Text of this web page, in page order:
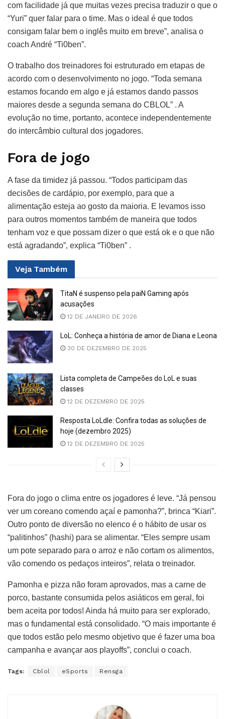
com facilidade já que muitas vezes precisa traduzir o que o
“Yuri” quer falar para o time. Mas o ideal é que todos
consigam falar bem o inglês muito em breve”, analisa o
coach André “Ti0ben”.
O trabalho dos treinadores foi estruturado em etapas de
acordo com o desenvolvimento no jogo. “Toda semana
estamos focando em algo e já estamos dando passos
maiores desde a segunda semana do CBLOL” . A
evolução no time, portanto, acontece independentemente
do intercâmbio cultural dos jogadores.
Fora de jogo
A fase da timidez já passou. “Todos participam das
decisões de cardápio, por exemplo, para que a
alimentação esteja ao gosto da maioria. E levamos isso
para outros momentos também de maneira que todos
tenham voz e que possam dizer o que está ok e o que não
está agradando”, explica “Ti0ben” .
Veja Também
TitaN é suspenso pela paiN Gaming após
acusações
12 DE JANEIRO DE 2026
LoL: Conheça a história de amor de Diana e Leona
30 DE DEZEMBRO DE 2025
Lista completa de Campeões do LoL e suas
classes
12 DE DEZEMBRO DE 2025
Resposta LoLdle: Confira todas as soluções de
hoje (dezembro 2025)
12 DE DEZEMBRO DE 2025
Fora do jogo o clima entre os jogadores é leve. “Já pensou
ver um coreano comendo açaí e pamonha?”, brinca “Kiari”.
Outro ponto de diversão no elenco é o hábito de usar os
“palitinhos” (hashi) para se alimentar. “Eles sempre usam
um pote separado para o arroz e não cortam os alimentos,
vão comendo os pedaços inteiros”, relata o treinador.
Pamonha e pizza não foram aprovados, mas a carne de
porco, bastante consumida pelos asiáticos em geral, foi
bem aceita por todos! Ainda há muito para ser explorado,
mas o fundamental está consolidado. “O mais importante é
que todos estão pelo mesmo objetivo que é fazer uma boa
campanha e avançar aos playoffs”, conclui o coach.
Tags: Cblol eSports Rensga